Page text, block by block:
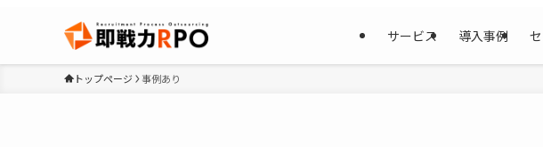
サービス 導入事例
トップページ 事例あり